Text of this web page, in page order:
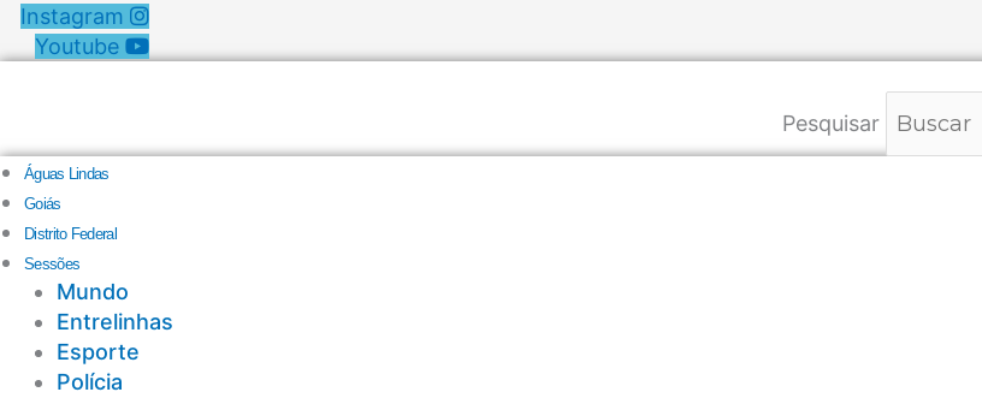
Instagram
Youtube
Pesquisar
Águas Lindas
Goiás
Distrito Federal
Sessões
Mundo
Entrelinhas
Esporte
Polícia